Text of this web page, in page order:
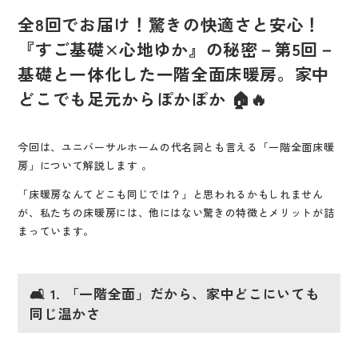
全8回でお届け！驚きの快適さと安心！
『すご基礎×心地ゆか』の秘密－第5回－
基礎と一体化した一階全面床暖房。家中
どこでも足元からぽかぽか 🏠🔥
今回は、 ユニバーサルホームの代名詞とも言える「一階全面床暖
房」について解説します 。
「床暖房なんてどこも同じでは？」と思われるかもしれません
が、私たちの床暖房には、他にはない驚きの特徴とメリットが詰
まっています。
🛋️ 1. 「一階全面」だから、家中どこにいても
同じ温かさ